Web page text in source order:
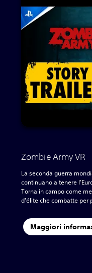
Zombie Army VR
La seconda guerra
continuano a tenere
Torna in campo come
d'élite che combatte per
Maggiori